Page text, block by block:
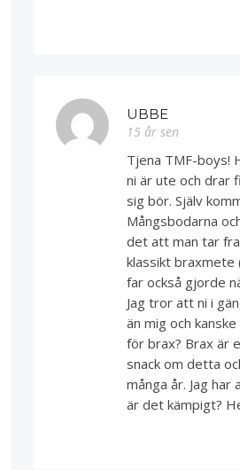
UBBE
15 år sen
Tjena TMF-boys!
ni är ute och drar
sig bör. Själv
Mångsbodarna
det att man tar
klassikt braxmete
far också gjorde
Jag tror att ni i
än mig och
för brax? Brax är
snack om detta
många år. Jag har
är det kämpigt?